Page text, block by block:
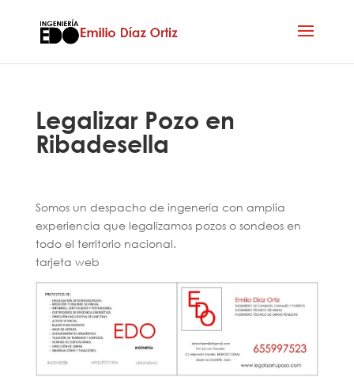
Legalizar Pozo en
Ribadesella
Somos un despacho de ingenería con amplia
experiencia que legalizamos pozos o sondeos en
todo el territorio nacional.
tarjeta web